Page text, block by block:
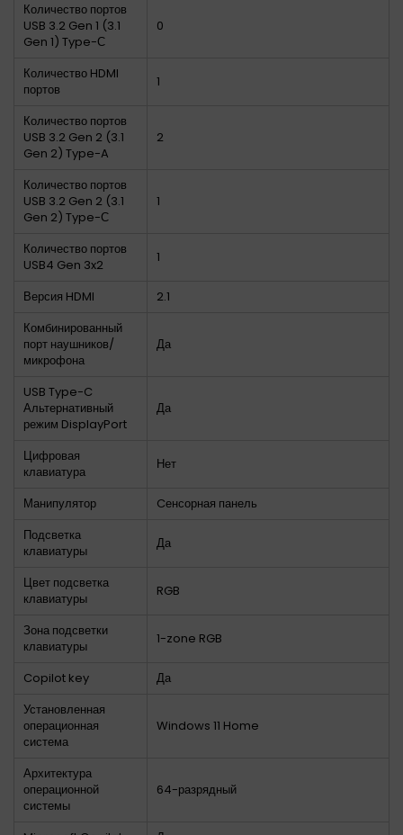
Количество портов
USB 3.2 Gen 1 (3.1
Gen 1) Type-С
0
Количество HDMI
портов
1
Количество портов
USB 3.2 Gen 2 (3.1
Gen 2) Type-A
2
Количество портов
USB 3.2 Gen 2 (3.1
Gen 2) Type-С
1
Количество портов
USB4 Gen 3x2
1
Версия HDMI
2.1
Комбинированный
порт наушников/
микрофона
Да
USB Type-C
Альтернативный
режим DisplayPort
Да
Цифровая
клавиатура
Нет
Манипулятор
Cенсорная панель
Подсветка
клавиатуры
Да
Цвет подсветка
клавиатуры
RGB
Зона подсветки
клавиатуры
1-zone RGB
Copilot key
Да
Установленная
операционная
система
Windows 11 Home
Архитектура
операционной
системы
64-разрядный